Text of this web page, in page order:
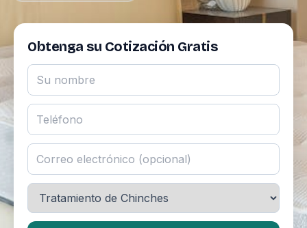
Obtenga su Cotización Gratis